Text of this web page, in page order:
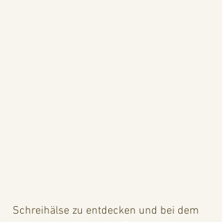
Schreihälse zu entdecken und bei dem